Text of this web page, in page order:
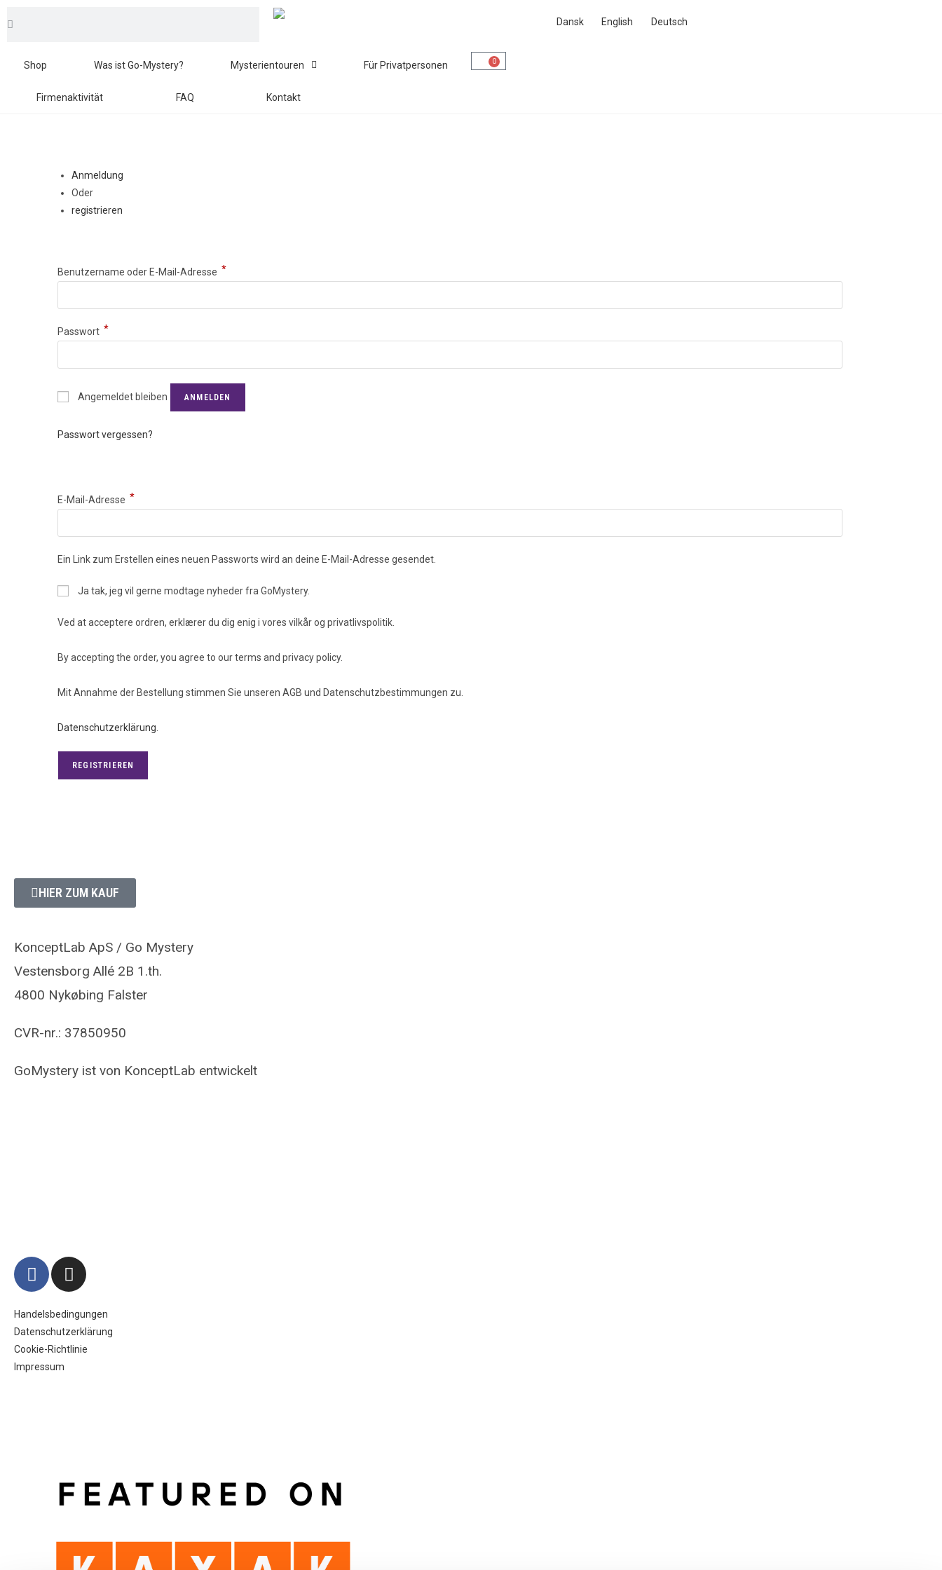
Dansk English Deutsch
Shop Was ist Go-Mystery? Mysterientouren Für Privatpersonen
Firmenaktivität FAQ Kontakt
0
Anmeldung
Oder
registrieren
Benutzername oder E-Mail-Adresse *
Passwort *
Angemeldet bleiben ANMELDEN
Passwort vergessen?
E-Mail-Adresse *
Ein Link zum Erstellen eines neuen Passworts wird an deine E-Mail-Adresse gesendet.
Ja tak, jeg vil gerne modtage nyheder fra GoMystery.
Ved at acceptere ordren, erklærer du dig enig i vores vilkår og privatlivspolitik.
By accepting the order, you agree to our terms and privacy policy.
Mit Annahme der Bestellung stimmen Sie unseren AGB und Datenschutzbestimmungen zu.
Datenschutzerklärung
REGISTRIEREN
HIER ZUM KAUF
KonceptLab ApS / Go Mystery
Vestensborg Allé 2B 1.th.
4800 Nykøbing Falster
CVR-nr.: 37850950
GoMystery ist von KonceptLab entwickelt
Handelsbedingungen
Datenschutzerklärung
Cookie-Richtlinie
Impressum